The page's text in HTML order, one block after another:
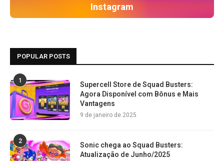
Instagram
POPULAR POSTS
1
Supercell Store de Squad Busters:
Agora Disponível com Bônus e Mais
Vantagens
9 de janeiro de 2025
2
Sonic chega ao Squad Busters:
Atualização de Junho/2025